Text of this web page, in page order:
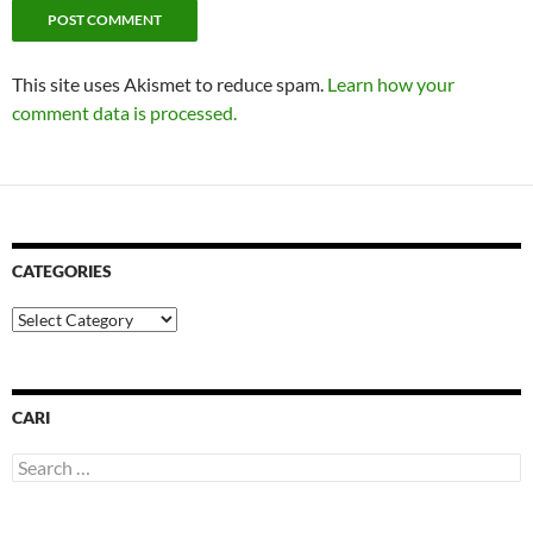
This site uses Akismet to reduce spam. Learn how your
comment data is processed.
CATEGORIES
Categories
CARI
Search
for: